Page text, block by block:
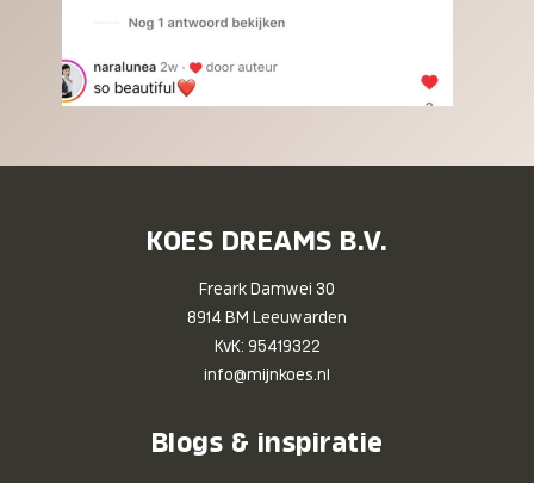
KOES DREAMS B.V.
Freark Damwei 30
8914 BM Leeuwarden
KvK: 95419322
info@mijnkoes.nl
Blogs & inspiratie